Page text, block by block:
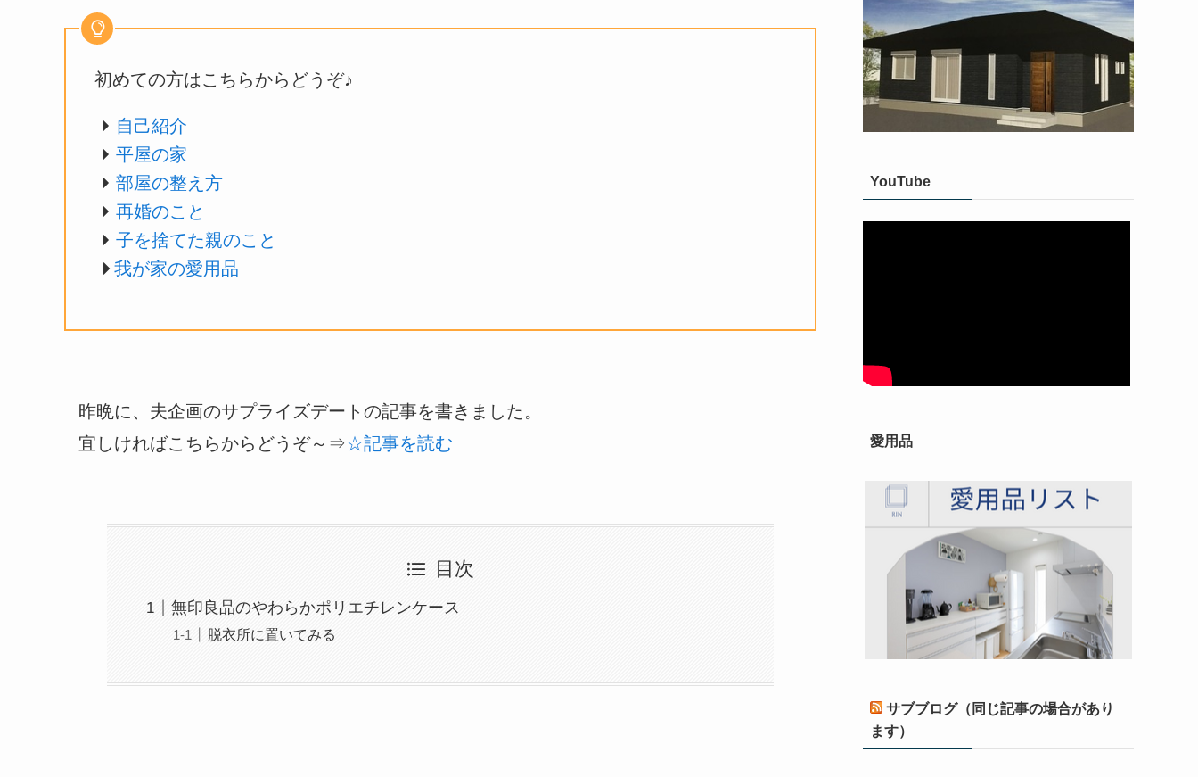
初めての方はこちらからどうぞ♪
自己紹介
平屋の家
部屋の整え方
再婚のこと
子を捨てた親のこと
我が家の愛用品
昨晩に、夫企画のサプライズデートの記事を書きました。
宜しければこちらからどうぞ～⇒☆記事を読む
目次
無印良品のやわらかポリエチレンケース
脱衣所に置いてみる
YouTube
愛用品
サブブログ（同じ記事の場合があり
ます）